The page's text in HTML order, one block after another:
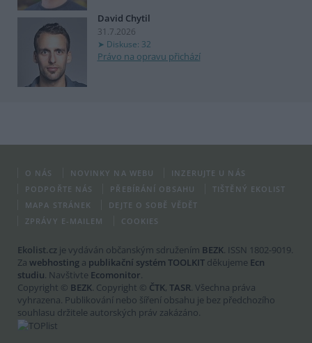
David Chytil
31.7.2026
Diskuse: 32
Právo na opravu přichází
O NÁS NOVINKY NA WEBU
INZERUJTE U NÁS
PODPOŘTE NÁS
PŘEBÍRÁNÍ OBSAHU
TIŠTĚNÝ EKOLIST
MAPA STRÁNEK
DEJTE O SOBĚ VĚDĚT
ZPRÁVY E-MAILEM
COOKIES
Ekolist.cz je vydáván občanským sdružením BEZK. ISSN 1802-9019.
Za webhosting a publikační systém TOOLKIT děkujeme Ecn
studiu. Navštivte Ecomonitor.
Copyright © BEZK. Copyright © ČTK, TASR. Všechna práva
vyhrazena. Publikování nebo šíření obsahu je bez předchozího
souhlasu držitele autorských práv zakázáno.